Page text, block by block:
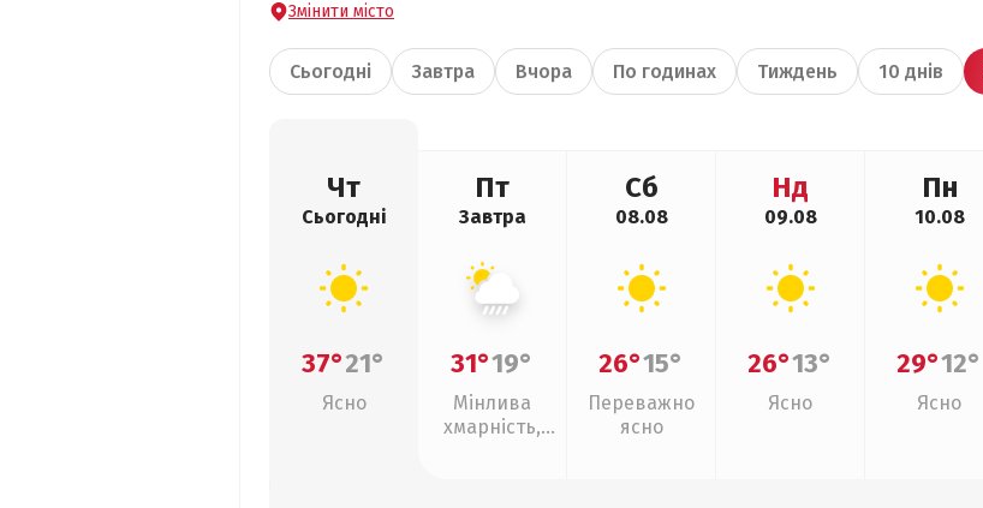
Змінити місто
Сьогодні Завтра Вчора По годинах Тиждень 10 днів
Чт
Сьогодні
37°21°
Ясно
Пт
Завтра
31°19°
Мінлива
хмарність,
Сб
08.08
26°15°
Переважно
ясно
Нд
09.08
26°13°
Ясно
Пн
10.08
29°12°
Ясно